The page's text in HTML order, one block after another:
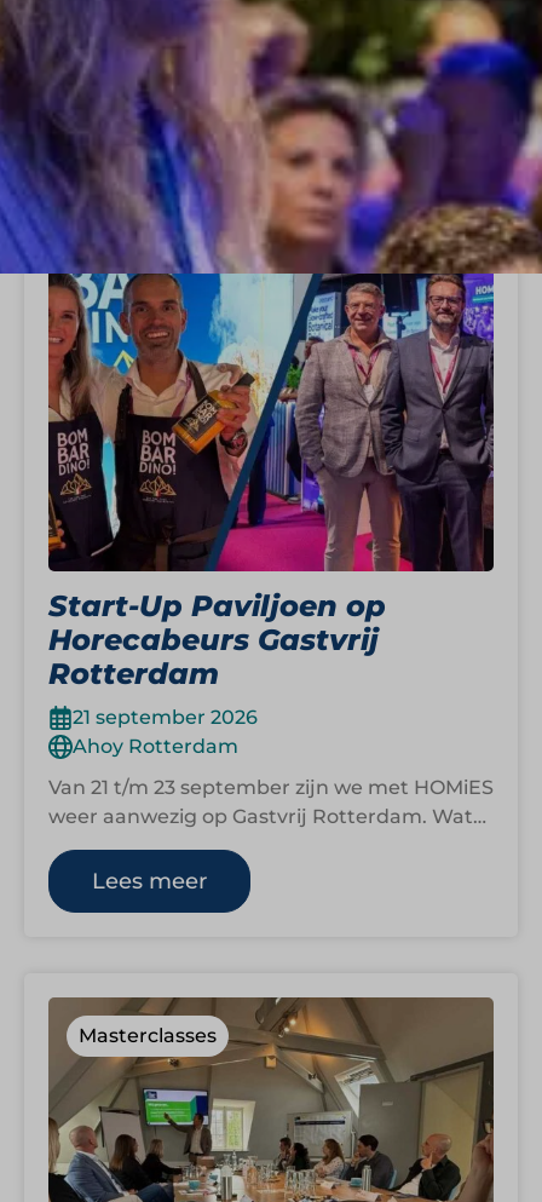
INSPIRATIEDAGENMASTERCLASSES
Start-Up Paviljoen op
Horecabeurs Gastvrij
Rotterdam
21 september 2026
Ahoy Rotterdam
Van 21 t/m 23 september zijn we met HOMiES
weer aanwezig op Gastvrij Rotterdam. Wat
begon als een strategische samenwerking…
Lees meer
Masterclasses